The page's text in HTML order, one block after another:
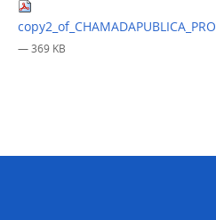
— 369 KB